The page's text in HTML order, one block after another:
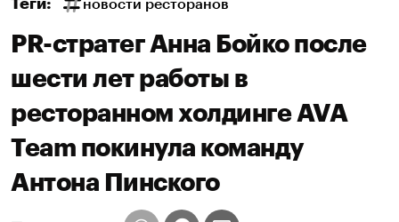
Теги: новости ресторанов
PR-стратег Анна Бойко после
шести лет работы в
ресторанном холдинге AVA
Team покинула команду
Антона Пинского